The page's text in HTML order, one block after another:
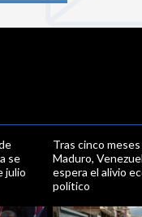
se
julio
Tras cinco meses
Maduro,
espera el alivio
político